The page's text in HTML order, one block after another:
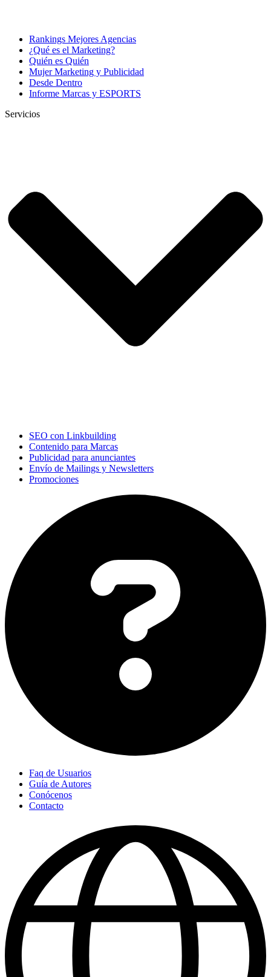
Rankings Mejores Agencias
¿Qué es el Marketing?
Quién es Quién
Mujer Marketing y Publicidad
Desde Dentro
Informe Marcas y ESPORTS
Servicios
SEO con Linkbuilding
Contenido para Marcas
Publicidad para anunciantes
Envío de Mailings y Newsletters
Promociones
Faq de Usuarios
Guía de Autores
Conócenos
Contacto